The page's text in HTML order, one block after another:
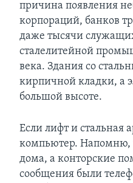
причина появления
корпораций, банков
даже тысячи
сталелитейной
века. Здания со
кирпичной кладки, а
большой высоте.
Если лифт и стальная
компьютер. Напомню,
дома, а конторские
сообщения были